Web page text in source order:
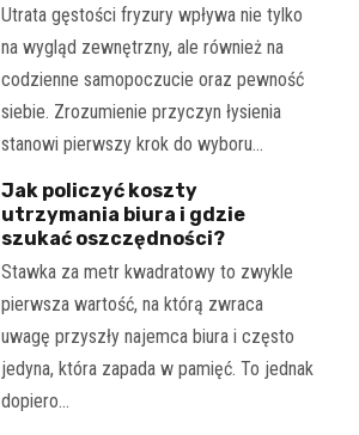
Utrata gęstości fryzury wpływa nie tylko
na wygląd zewnętrzny, ale również na
codzienne samopoczucie oraz pewność
siebie. Zrozumienie przyczyn łysienia
stanowi pierwszy krok do wyboru…
Jak policzyć koszty
utrzymania biura i gdzie
szukać oszczędności?
Stawka za metr kwadratowy to zwykle
pierwsza wartość, na którą zwraca
uwagę przyszły najemca biura i często
jedyna, która zapada w pamięć. To jednak
dopiero…